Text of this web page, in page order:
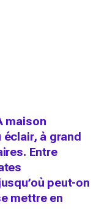
maison
à grand
Entre
peut-on
mettre en